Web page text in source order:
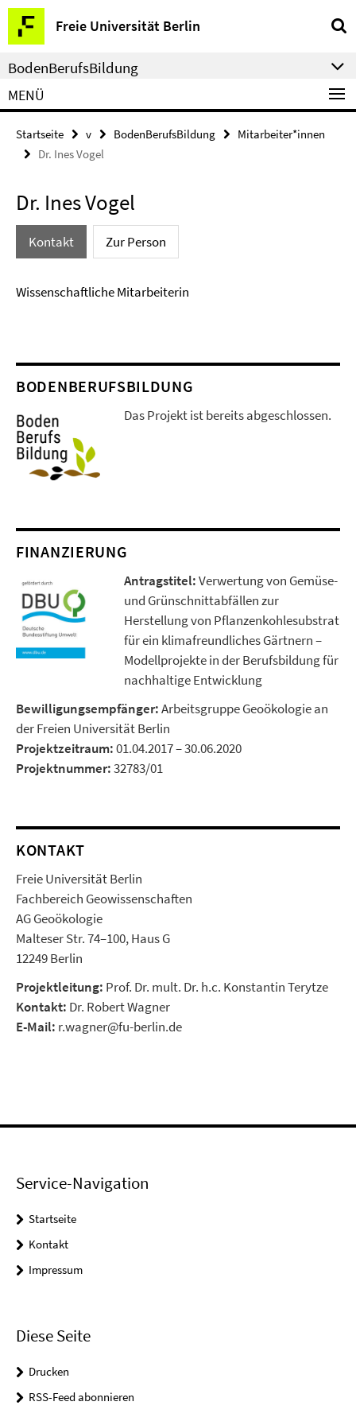
Springe
direkt
zu
Inhalt
Freie Universität Berlin
Service-
Navigation
BodenBerufsBildung
MENÜ
Startseite v BodenBerufsBildung
Mitarbeiter*innen
Dr. Ines Vogel
Dr. Ines Vogel
Kontakt Zur Person
Wissenschaftliche Mitarbeiterin
BODENBERUFSBILDUNG
Das Projekt ist bereits abgeschlossen.
FINANZIERUNG
Antragstitel:Verwertung von Gemüse-
und Grünschnittabfällen zur
Herstellung von Pflanzenkohlesubstrat
für ein klimafreundliches Gärtnern –
Modellprojekte in der Berufsbildung für
nachhaltige Entwicklung
Bewilligungsempfänger:Arbeitsgruppe Geoökologie an
der Freien Universität Berlin
Projektzeitraum:01.04.2017 – 30.06.2020
Projektnummer:32783/01
KONTAKT
Freie Universität Berlin
Fachbereich Geowissenschaften
AG Geoökologie
Malteser Str. 74–100, Haus G
12249 Berlin
Projektleitung: Prof. Dr. mult. Dr. h.c. Konstantin Terytze
Kontakt: Dr. Robert Wagner
E-Mail: r.wagner@fu-berlin.de
Service-Navigation
Startseite
Kontakt
Impressum
Diese Seite
Drucken
RSS-Feed abonnieren